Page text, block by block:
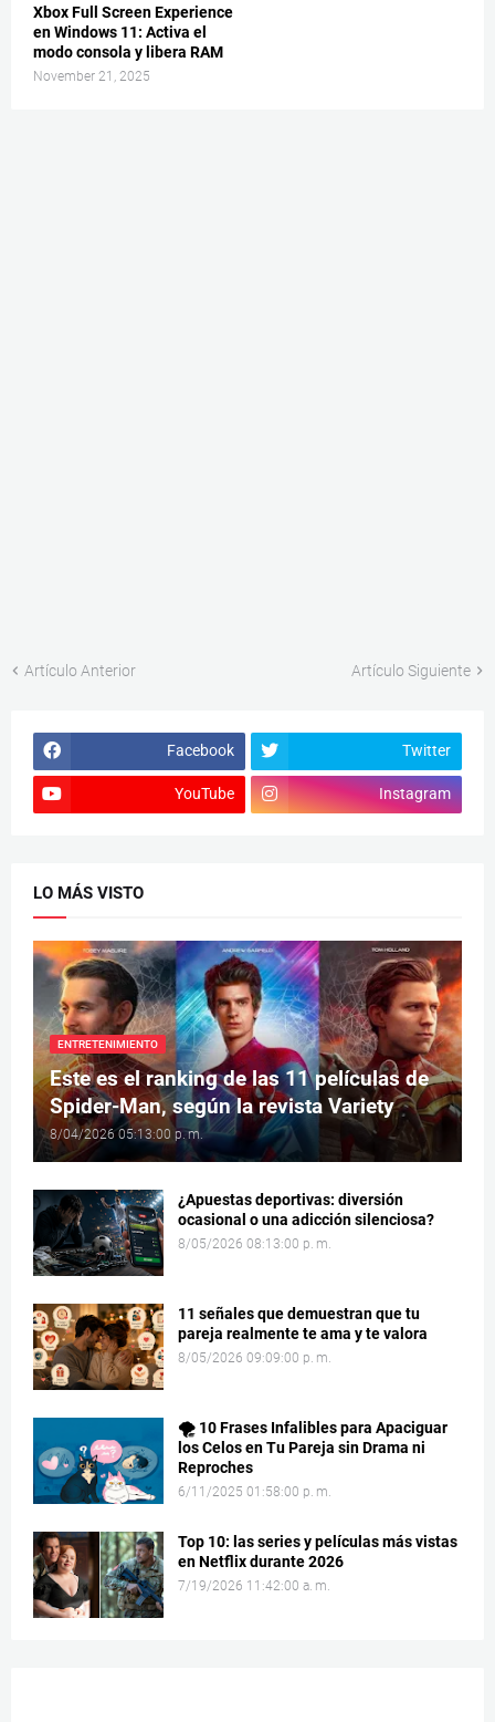
Xbox Full Screen Experience
en Windows 11: Activa el
modo consola y libera RAM
November 21, 2025
Artículo Anterior Artículo Siguiente
Facebook Twitter
YouTube Instagram
LO MÁS VISTO
ENTRETENIMIENTO
Este es el ranking de las 11 películas de
Spider-Man, según la revista Variety
8/04/2026 05:13:00 p. m.
¿Apuestas deportivas: diversión
ocasional o una adicción silenciosa?
8/05/2026 08:13:00 p. m.
11 señales que demuestran que tu
pareja realmente te ama y te valora
8/05/2026 09:09:00 p. m.
🌪️ 10 Frases Infalibles para Apaciguar
los Celos en Tu Pareja sin Drama ni
Reproches
6/11/2025 01:58:00 p. m.
Top 10: las series y películas más vistas
en Netflix durante 2026
7/19/2026 11:42:00 a. m.